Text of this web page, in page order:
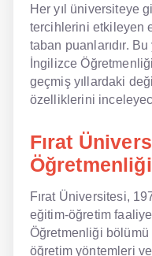
İngilizce Kursu
İngilizce Kursu
NLP İngilizce
Offline İngilizce
Online İngilizce
Sözlük
Gizlilik Politikası
Her yıl üniversiteye
tercihlerini etkileyen
taban puanlarıdır.
İngilizce
geçmiş yıllardaki
özelliklerini
Fırat
Fırat Üniversitesi,
eğitim-öğretim
Öğretmenliği
öğretim yöntemleri